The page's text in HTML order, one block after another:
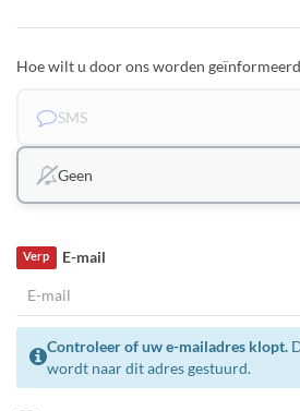
Hoe wilt u door ons worden
SMS
Geen
E-mail
Verp
Controleer of uw e-mailadres klopt.
wordt naar dit adres gestuurd.